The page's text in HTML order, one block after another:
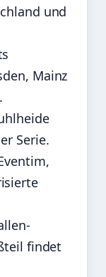
und
Mainz
Serie.
findet